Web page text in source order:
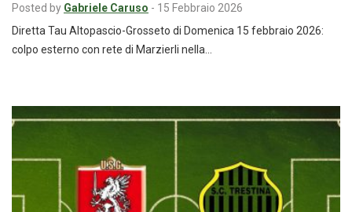
Posted by Gabriele Caruso - 15 Febbraio 2026
Diretta Tau Altopascio-Grosseto di Domenica 15 febbraio 2026:
colpo esterno con rete di Marzierli nella…